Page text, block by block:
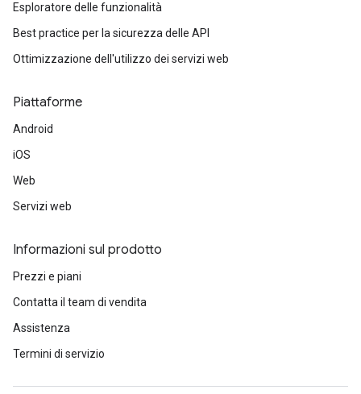
Esploratore delle funzionalità
Best practice per la sicurezza delle API
Ottimizzazione dell'utilizzo dei servizi web
Piattaforme
Android
iOS
Web
Servizi web
Informazioni sul prodotto
Prezzi e piani
Contatta il team di vendita
Assistenza
Termini di servizio